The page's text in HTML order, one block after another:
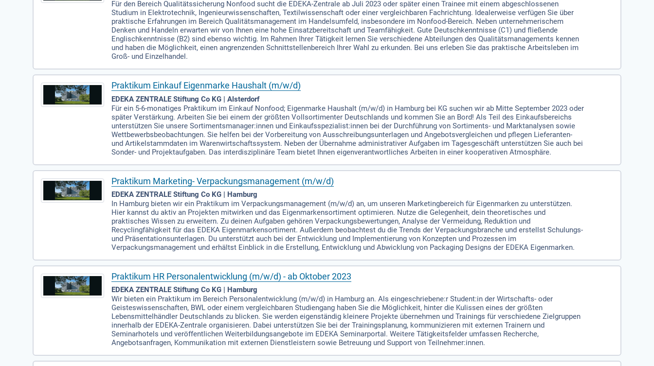
Für den Bereich Qualitätssicherung Nonfood sucht die EDEKA-Zentrale ab Juli 2023 oder später einen Trainee mit einem abgeschlossenen
Studium in Elektrotechnik, Ingenieurwissenschaften, Textilwissenschaft oder einer vergleichbaren Fachrichtung. Idealerweise verfügen Sie über
praktische Erfahrungen im Bereich Qualitätsmanagement im Handelsumfeld, insbesondere im Nonfood-Bereich. Neben unternehmerischem
Denken und Handeln erwarten wir von Ihnen eine hohe Einsatzbereitschaft und Teamfähigkeit. Gute Deutschkenntnisse (C1) und fließende
Englischkenntnisse (B2) sind ebenso wichtig. Im Rahmen Ihrer Tätigkeit lernen Sie verschiedene Abteilungen des Qualitätsmanagements kennen
und haben die Möglichkeit, einen angrenzenden Schnittstellenbereich Ihrer Wahl zu erkunden. Bei uns erleben Sie das praktische Arbeitsleben im
Groß- und Einzelhandel.
Praktikum Einkauf Eigenmarke Haushalt (m/w/d)
EDEKA ZENTRALE Stiftung Co KG | Alsterdorf
Für ein 5-6-monatiges Praktikum im Einkauf Nonfood; Eigenmarke Haushalt (m/w/d) in Hamburg bei KG suchen wir ab Mitte September 2023 oder
später Verstärkung. Arbeiten Sie bei einem der größten Vollsortimenter Deutschlands und kommen Sie an Bord! Als Teil des Einkaufsbereichs
unterstützen Sie unsere Sortimentsmanager:innen und Einkaufsspezialist:innen bei der Durchführung von Sortiments- und Marktanalysen sowie
Wettbewerbsbeobachtungen. Sie helfen bei der Vorbereitung von Ausschreibungsunterlagen und Angebotsvergleichen und pflegen Lieferanten-
und Artikelstammdaten im Warenwirtschaftssystem. Neben der Übernahme administrativer Aufgaben im Tagesgeschäft unterstützen Sie auch bei
Sonder- und Projektaufgaben. Das interdisziplinäre Team bietet Ihnen eigenverantwortliches Arbeiten in einer kooperativen Atmosphäre.
Praktikum Marketing- Verpackungsmanagement (m/w/d)
EDEKA ZENTRALE Stiftung Co KG | Hamburg
In Hamburg bieten wir ein Praktikum im Verpackungsmanagement (m/w/d) an, um unseren Marketingbereich für Eigenmarken zu unterstützen.
Hier kannst du aktiv an Projekten mitwirken und das Eigenmarkensortiment optimieren. Nutze die Gelegenheit, dein theoretisches und
praktisches Wissen zu erweitern. Zu deinen Aufgaben gehören Verpackungsbewertungen, Analyse der Vermeidung, Reduktion und
Recyclingfähigkeit für das EDEKA Eigenmarkensortiment. Außerdem beobachtest du die Trends der Verpackungsbranche und erstellst Schulungs-
und Präsentationsunterlagen. Du unterstützt auch bei der Entwicklung und Implementierung von Konzepten und Prozessen im
Verpackungsmanagement und erhältst Einblick in die Erstellung, Entwicklung und Abwicklung von Packaging Designs der EDEKA Eigenmarken.
Praktikum HR Personalentwicklung (m/w/d) - ab Oktober 2023
EDEKA ZENTRALE Stiftung Co KG | Hamburg
Wir bieten ein Praktikum im Bereich Personalentwicklung (m/w/d) in Hamburg an. Als eingeschriebene:r Student:in der Wirtschafts- oder
Geisteswissenschaften, BWL oder einem vergleichbaren Studiengang haben Sie die Möglichkeit, hinter die Kulissen eines der größten
Lebensmittelhändler Deutschlands zu blicken. Sie werden eigenständig kleinere Projekte übernehmen und Trainings für verschiedene Zielgruppen
innerhalb der EDEKA-Zentrale organisieren. Dabei unterstützen Sie bei der Trainingsplanung, kommunizieren mit externen Trainern und
Seminarhotels und veröffentlichen Weiterbildungsangebote im EDEKA Seminarportal. Weitere Tätigkeitsfelder umfassen Recherche,
Angebotsanfragen, Kommunikation mit externen Dienstleistern sowie Betreuung und Support von Teilnehmer:innen.